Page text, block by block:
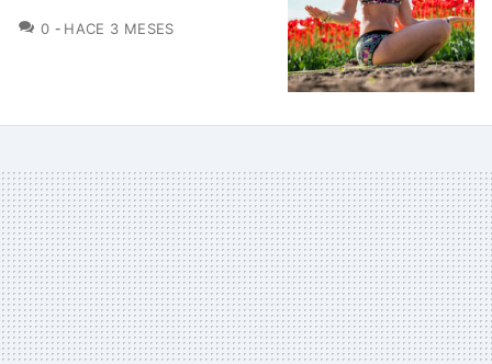
0 COMENTARIOS
HACE 3 MESES